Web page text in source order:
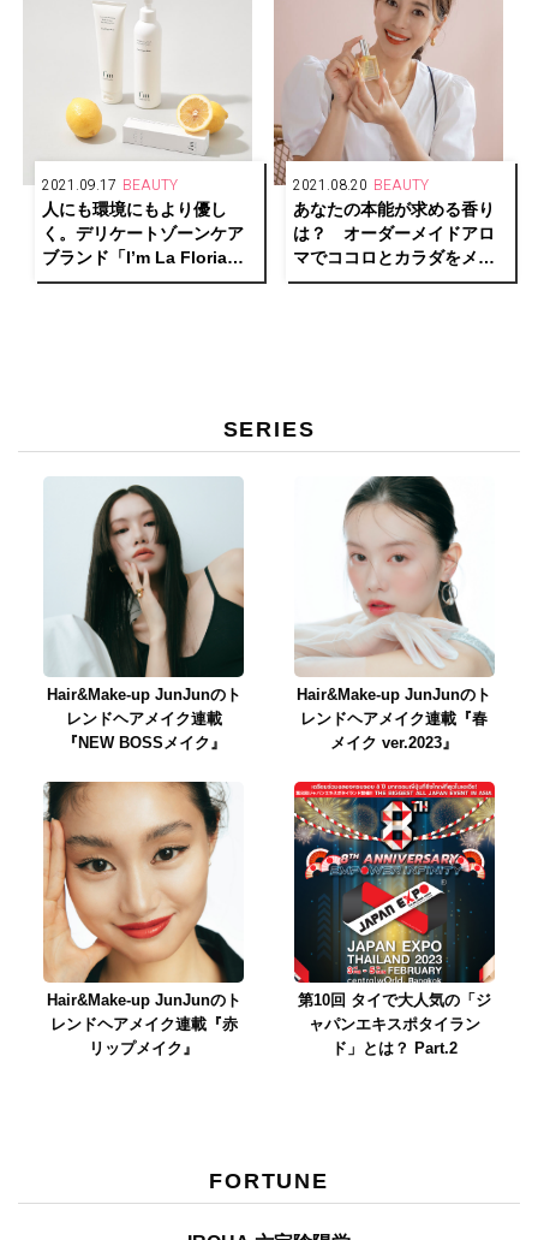
2021.09.17 BEAUTY
人にも環境にもより優し
く。デリケートゾーンケア
ブランド「I’m La Floria」
がリブランディング！
2021.08.20 BEAUTY
あなたの本能が求める香り
は？ オーダーメイドアロ
マでココロとカラダをメン
テナンス。【モデル大桑マ
SERIES
Hair&Make-up JunJunのト
レンドヘアメイク連載
『NEW BOSSメイク』
Hair&Make-up JunJunのト
レンドヘアメイク連載『春
メイク ver.2023』
Hair&Make-up JunJunのト
レンドヘアメイク連載『赤
リップメイク』
第10回 タイで大人気の「ジ
ャパンエキスポタイラン
ド」とは？ Part.2
FORTUNE